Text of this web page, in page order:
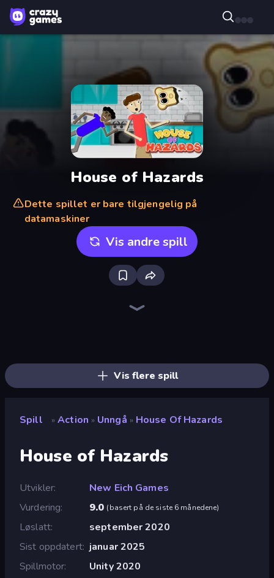
House of Hazards
Dette spillet er bare tilgjengelig på
datamaskiner
Vis andre spill
Vis flere spill
Spill » Action » Unngå » House Of Hazards
House of Hazards
Utvikler
New Eich Games
Vurdering
9.0 (basert på de siste 6 månedene)
Løslatt
september 2020
Sist oppdatert januar 2025
Spillmotor
Unity 2020